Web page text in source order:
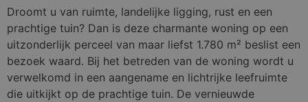
Droomt u van ruimte, landelijke ligging, rust en een
prachtige tuin? Dan is deze charmante woning op een
uitzonderlijk perceel van maar liefst 1.780 m² beslist een
bezoek waard. Bij het betreden van de woning wordt u
verwelkomd in een aangename en lichtrijke leefruimte
die uitkijkt op de prachtige tuin. De vernieuwde